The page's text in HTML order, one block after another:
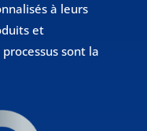
à leurs
et
sont la